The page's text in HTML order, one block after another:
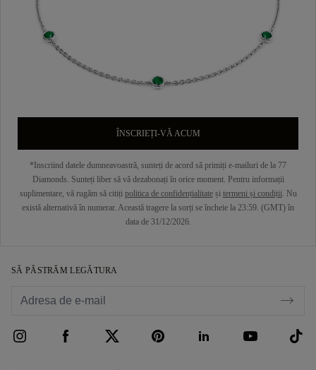
ÎNSCRIEȚI-VĂ ACUM
*Inscriind datele dumneavoastră, sunteți de acord să primiți e-mailuri de la 77
Diamonds. Sunteți liber să vă dezabonați în orice moment. Pentru informații
suplimentare, vă rugăm să citiți politica de confidențialitateși termeni și condiții. Nu
există alternativă în numerar. Această tragere la sorți se încheie la 23:59. (GMT) în
data de 31/12/2026.
SĂ PĂSTRĂM LEGĂTURA